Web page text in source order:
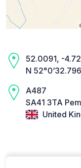
52.0091, -
N
A487
SA41 3TA
United